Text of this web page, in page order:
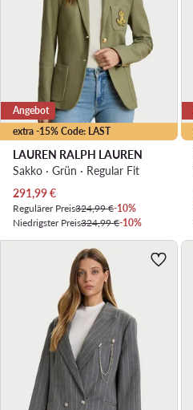
extra -15% Code: LAST
Angebot
LAUREN RALPH LAUREN
Sakko · Grün · Regular Fit
Aktueller Preis
291,99€
Regulärer Preis324,99 €-10%
Niedrigster Preis324,99 €-10%